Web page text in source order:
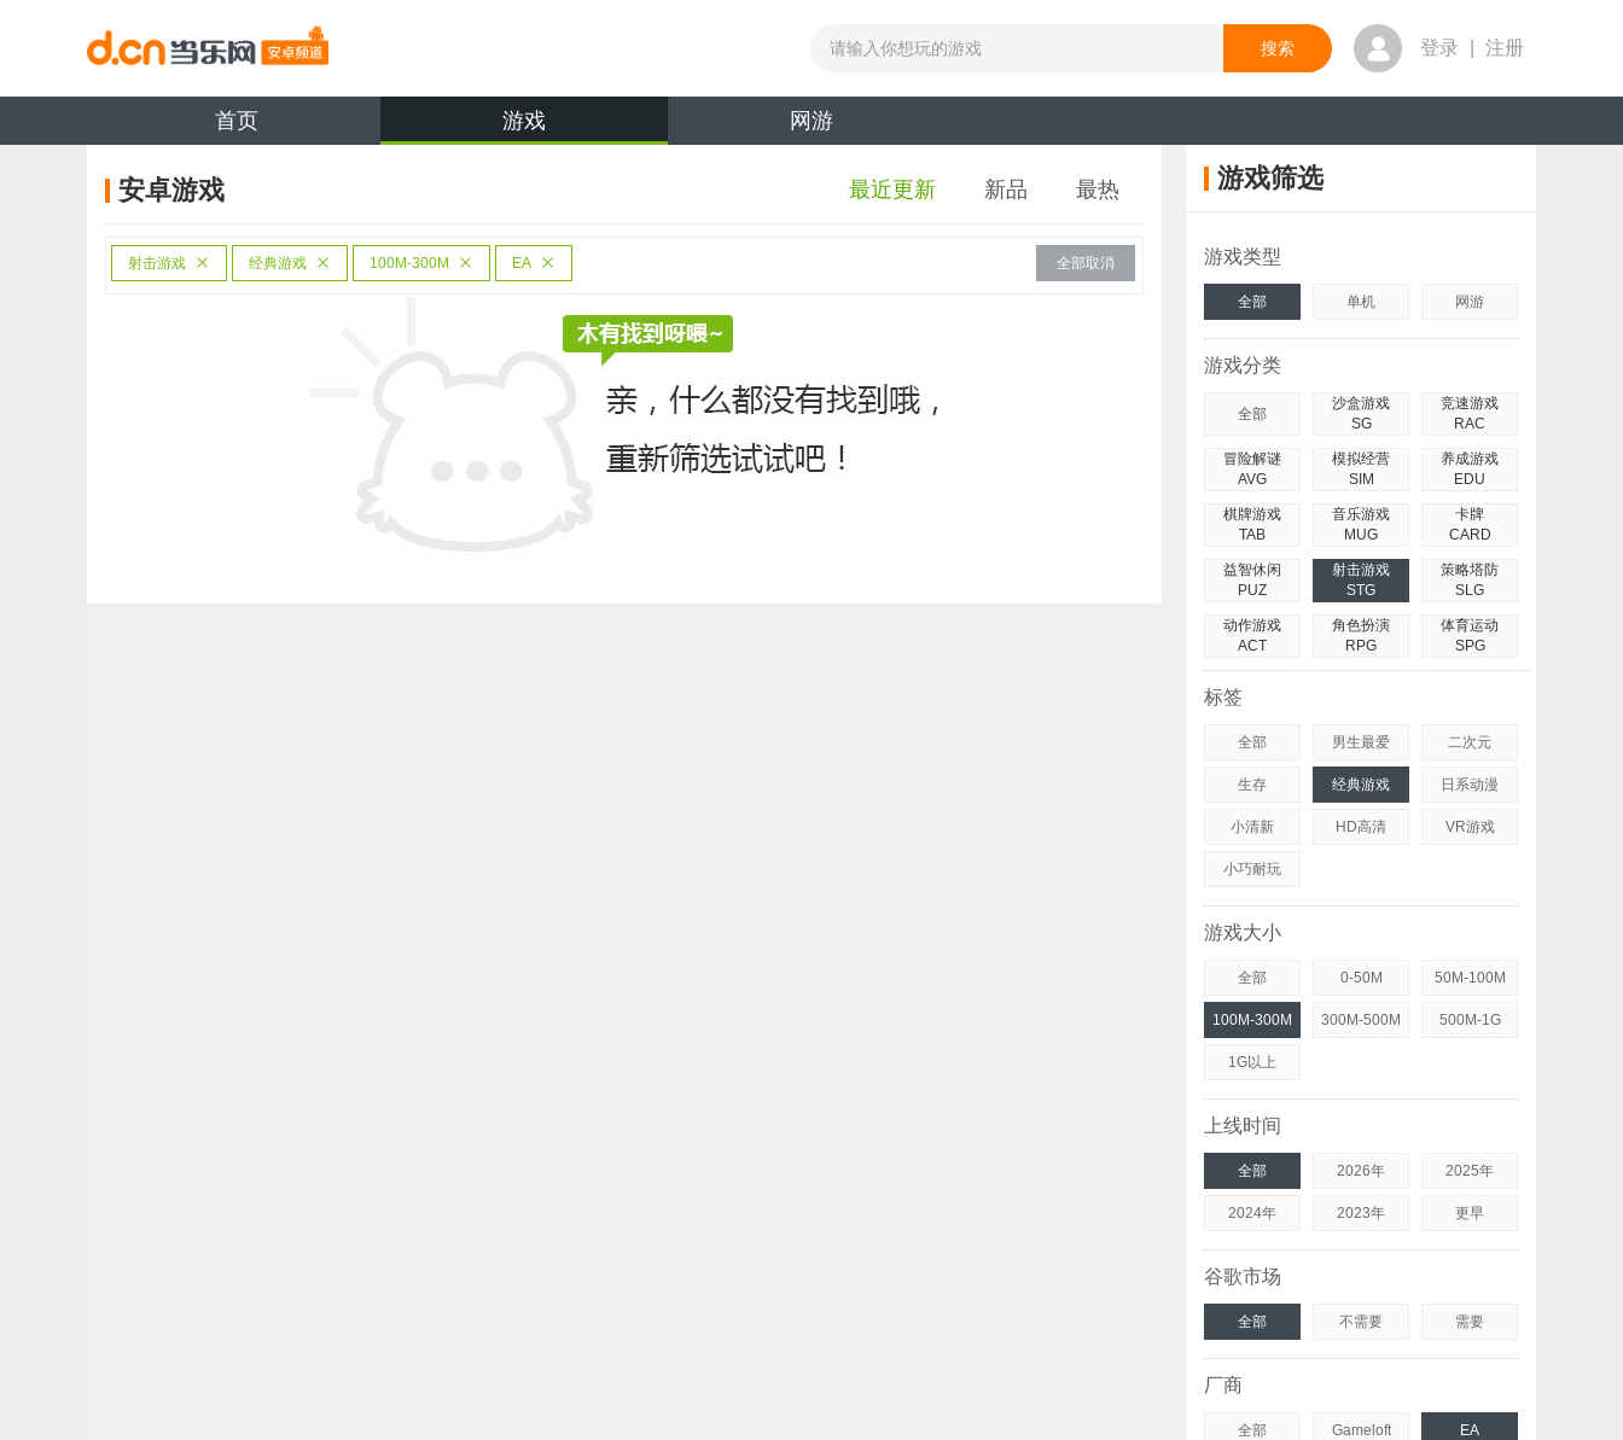
登录 注册
首页 游戏 网游
安卓游戏 最近更新 新品 最热
射击游戏 经典游戏 100M-300M EA 全部取消
游戏筛选
游戏类型
全部 单机 网游
游戏分类
全部
沙盒游戏
SG
竞速游戏
RAC
冒险解谜
AVG
模拟经营
SIM
养成游戏
EDU
棋牌游戏
TAB
音乐游戏
MUG
卡牌
CARD
益智休闲
PUZ
射击游戏
STG
策略塔防
SLG
动作游戏
ACT
角色扮演
RPG
体育运动
SPG
标签
全部 男生最爱 二次元
生存 经典游戏 日系动漫
小清新 HD高清 VR游戏
小巧耐玩
游戏大小
全部 0-50M 50M-100M
100M-300M 300M-500M 500M-1G
1G以上
上线时间
全部 2026年 2025年
2024年 2023年 更早
谷歌市场
全部 不需要 需要
厂商
全部 Gameloft EA